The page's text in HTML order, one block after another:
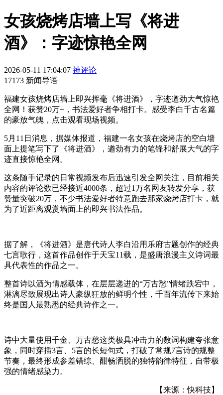
女孩烧烤店墙上写《将进
酒》：字迹惊艳全网
2026-05-11 17:04:07 神评论
17173 新闻导语
福建女孩烧烤店墙上即兴挥毫《将进酒》，字迹遒劲大气惊艳
全网！获赞20万+，书法爱好者争相打卡。感受李白千古名篇
的豪放气魄，点击观看现场视频。
5月11日消息，据媒体报道，福建一名女孩在烧烤店的空白墙
面上提笔写下了《将进酒》，遒劲有力的笔锋和舒展大气的字
迹直接惊艳全网。
这条随手记录的日常视频发布后迅速引发全网关注，目前相关
内容的评论数已经接近4000条，超过1万名网友转发分享，获
赞量突破20万，不少书法爱好者特意跑去那家烧烤店打卡，就
为了近距离观赏墙面上的即兴书法作品。
据了解，《将进酒》是唐代诗人李白沿用乐府古题创作的经典
七言歌行，这首作品创作于天宝11载，是盛唐浪漫主义诗词最
具代表性的作品之一。
整首诗以酒为情感载体，在层层递进的“万古愁”情绪跌宕中，
淋漓尽致展现出诗人豪纵狂放的鲜明个性，千百年流传下来始
终是国人最熟悉的经典诗作之一。
诗中大量使用千金、万古愁这类极具冲击力的数词构建夸张意
象，同时穿插3言、5言的长短句式，打破了常规7言诗的规整
节奏，最终形成参差错综、酣畅洒脱的独特韵律特征，自带极
强的情绪感染力。
【来源：快科技】